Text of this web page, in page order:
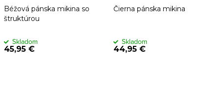
Béžová pánska mikina so
štruktúrou
45,95 €
Skladom
Čierna pánska mikina
44,95 €
Skladom